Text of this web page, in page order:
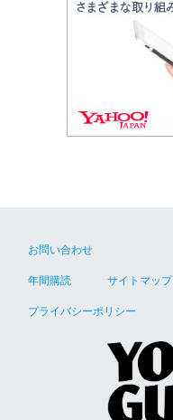
お問い合わせ
年間購読 サイトマップ
プライバシーポリシー